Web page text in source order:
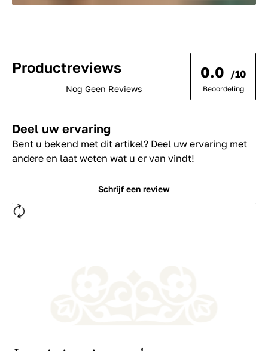
Productreviews
Nog Geen Reviews
0.0 /10
Beoordeling
Deel uw ervaring
Bent u bekend met dit artikel? Deel uw ervaring met
andere en laat weten wat u er van vindt!
Schrijf een review